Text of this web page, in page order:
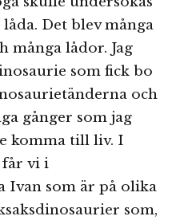
Det blev många
många lådor. Jag
som fick bo
och
gånger som jag
komma till liv. I
får vi i
Ivan som är på olika
som,